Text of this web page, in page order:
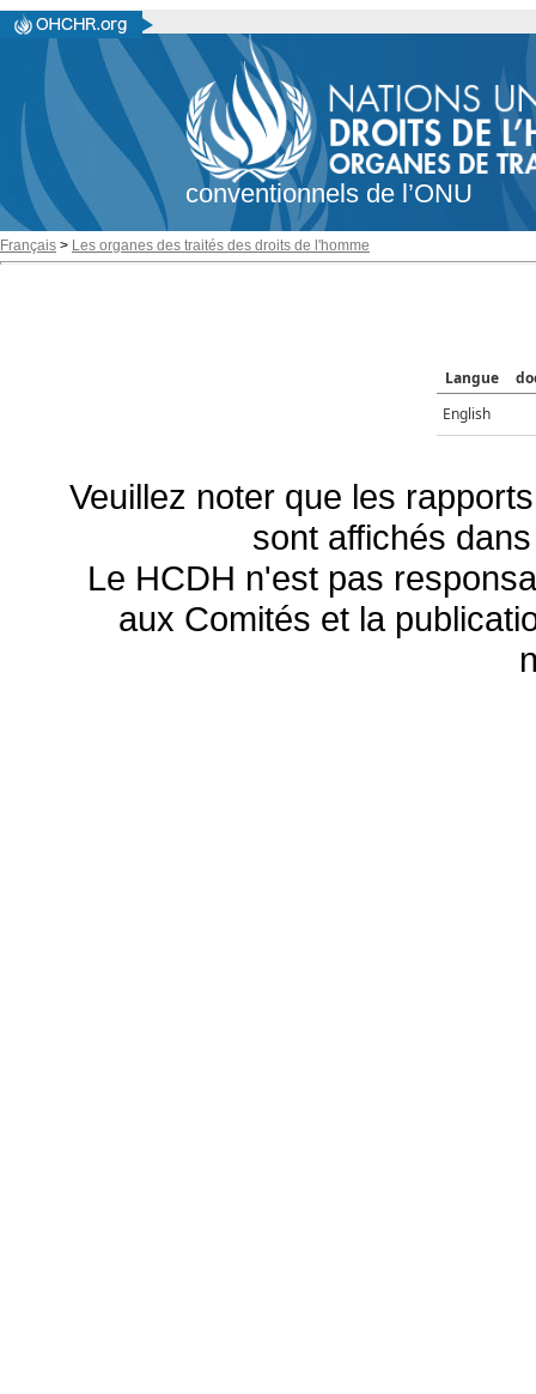
conventionnels de l’ONU
Français > Les organes des traités des droits de l'homme
Langue
English
Veuillez noter que les
sont affichés
Le HCDH n'est pas
aux Comités et la